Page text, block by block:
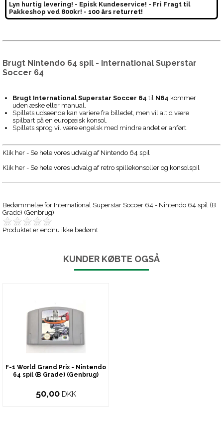
Lyn hurtig levering! - Episk Kundeservice! - Fri Fragt til
Pakkeshop ved 800kr! - 100 års returret!
Brugt Nintendo 64 spil - International Superstar
Soccer 64
Brugt International Superstar Soccer 64 til N64 kommer
uden æske eller manual.
Spillets udseende kan variere fra billedet, men vil altid være
spilbart på en europæisk konsol.
Spillets sprog vil være engelsk med mindre andet er anført.
Klik her - Se hele vores udvalg af Nintendo 64 spil
Klik her - Se hele vores udvalg af retro spillekonsoller og konsolspil
Bedømmelse for International Superstar Soccer 64 - Nintendo 64 spil (B
Grade) (Genbrug)
Produktet er endnu ikke bedømt
KUNDER KØBTE OGSÅ
F-1 World Grand Prix - Nintendo
64 spil (B Grade) (Genbrug)
50,00 DKK